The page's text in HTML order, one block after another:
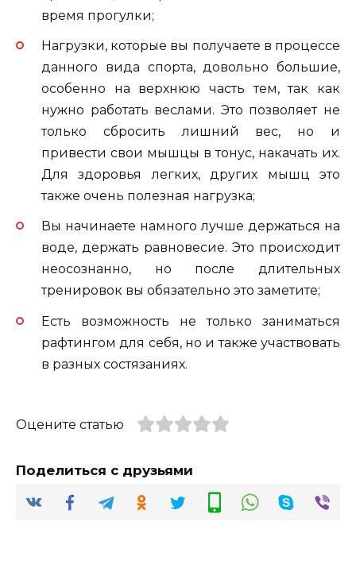
время прогулки;
Нагрузки, которые вы получаете в процессе
данного вида спорта, довольно большие,
особенно на верхнюю часть тем, так как
нужно работать веслами. Это позволяет не
только сбросить лишний вес, но и
привести свои мышцы в тонус, накачать их.
Для здоровья легких, других мышц это
также очень полезная нагрузка;
Вы начинаете намного лучше держаться на
воде, держать равновесие. Это происходит
неосознанно, но после длительных
тренировок вы обязательно это заметите;
Есть возможность не только заниматься
рафтингом для себя, но и также участвовать
в разных состязаниях.
Оцените статью
Поделиться с друзьями